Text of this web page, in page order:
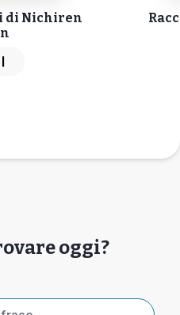
di Nichiren
oggi?